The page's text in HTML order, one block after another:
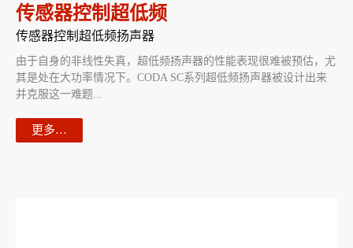
传感器控制超低频
传感器控制超低频扬声器
由于自身的非线性失真，超低频扬声器的性能表现很难被预估，尤
其是处在大功率情况下。CODA SC系列超低频扬声器被设计出来
并克服这一难题...
更多…